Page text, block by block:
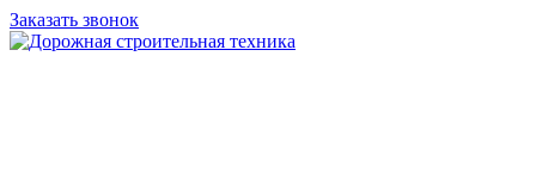
Заказать звонок